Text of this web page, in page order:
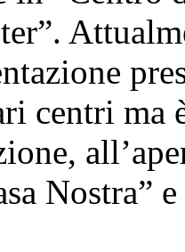
centri ma
Nostra”